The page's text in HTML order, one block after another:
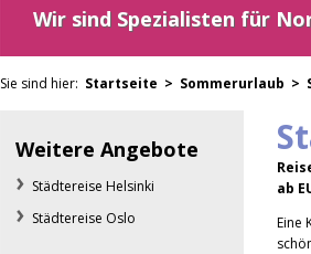
Wir sind Spezialisten für
Sie sind hier: Startseite > Sommerurlaub >
Weitere Angebote
Städtereise Helsinki
Städtereise Oslo
ab
Eine